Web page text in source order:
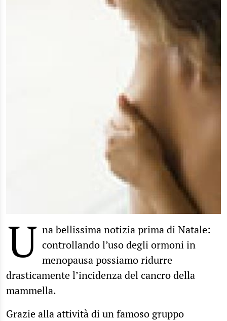
U na bellissima notizia prima di Natale:
controllando l’uso degli ormoni in
menopausa possiamo ridurre
drasticamente l’incidenza del cancro della
mammella.
Grazie alla attività di un famoso gruppo